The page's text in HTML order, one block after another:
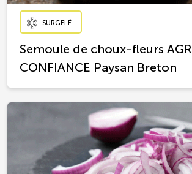
SURGELÉ
Semoule de choux-fleurs
CONFIANCE Paysan Breton